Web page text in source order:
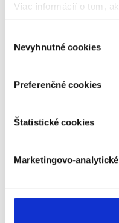
Viac informácií o tom,
Naša webstránka
ochrany súkromia.
súhlasu
Nevyhnutné cookies
Preferenčné cookies
Štatistické cookies
Marketingovo-